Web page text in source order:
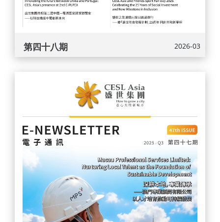
第四十八期 2026-03